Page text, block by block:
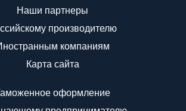
Наши партнеры
производителю
компаниям
Карта сайта
оформление